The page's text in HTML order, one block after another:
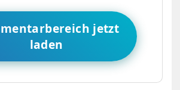
jetzt
laden